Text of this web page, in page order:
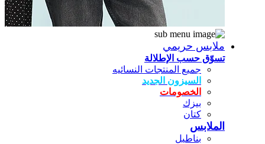
ملابس حريمي
تسوّق حسب الإطلالة
جميع المنتجات النسائيه
السيزون الجديد
الخصومات
بيزك
كتان
الملابس
بناطيل